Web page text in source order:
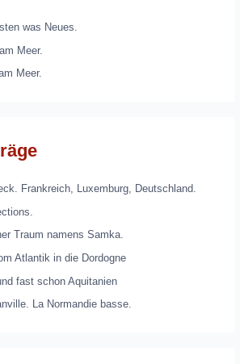
was Neues.
Meer.
Meer.
Frankreich, Luxemburg, Deutschland.
Traum namens Samka.
Atlantik in die Dordogne
fast schon Aquitanien
La Normandie basse.